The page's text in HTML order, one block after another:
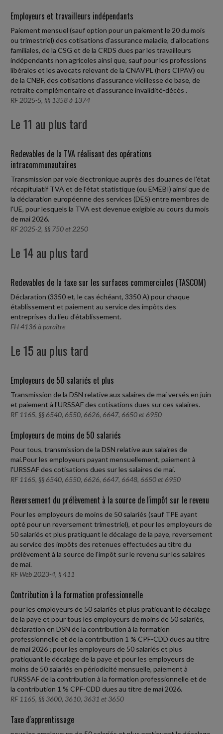
Employeurs et travailleurs indépendants
Paiement mensuel (sauf option pour un paiement le 20 du mois
ou trimestriel) des cotisations d'assurance maladie, d'allocations
familiales, de la CSG et de la CRDS dues par les travailleurs
indépendants non agricoles ainsi que, sauf pour les professions
libérales et les avocats relevant de la CNAVPL (hors CIPAV) ou
de la CNBF, des cotisations d'assurance vieillesse de base, de
retraite complémentaire et d'assurance invalidité-décès .
RF 2025-5, §§ 1358 à 1374
Le 11 au plus tard
Redevables de la TVA réalisant des opérations
intracommunautaires
Transmission par voie électronique auprès des douanes de l'état
récapitulatif TVA et de l'état statistique (ou EMEBI) ainsi que de
la déclaration européenne des services (DES) entre membres de
l'UE, pour lesquels la TVA est devenue exigible au cours du mois
de mai 2026.
RF 2025-2, §§ 750 et 2250
Le 14 au plus tard
Redevables de la taxe sur les surfaces commerciales (TASCOM)
Déclaration (3350 et, le cas échéant, 3350 A) pour chaque
établissement et paiement au service des impôts des
entreprises du lieu d'établissement.
FH 4136 à paraître
Le 15 au plus tard
Employeurs de 50 salariés et plus
Transmission de la DSN relative aux salaires de mai versés en juin
et paiement à l'URSSAF des cotisations dues sur ces salaires.
RF 1165, §§ 6540, 6550, 6626, 6647, 6650 et 6950
Employeurs de moins de 50 salariés
Pour tous, transmission de la DSN relative aux salaires de
mai.Pour les employeurs payant mensuellement, paiement à
l'URSSAF des cotisations dues sur les salaires de mai.
RF 1165, §§ 6540, 6550, 6626, 6647, 6648, 6650 et 6950
Reversement du prélèvement à la source de l'impôt sur le revenu
Pour les employeurs de moins de 50 salariés (sauf TPE ayant
opté pour un reversement trimestriel), et pour les employeurs de
50 salariés et plus pratiquant le décalage de la paye, reversement
au service des impôts des retenues effectuées au titre du
prélèvement à la source de l'impôt sur le revenu sur les salaires
de mai.
RF Web 2023-4, § 411
Contribution à la formation professionnelle
pour les employeurs de 50 salariés et plus pratiquant le décalage
de la paye et pour tous les employeurs de moins de 50 salariés,
déclaration en DSN de la contribution à la formation
professionnelle et de la contribution 1 % CPF-CDD dues au titre
de mai 2026 ; pour les employeurs de 50 salariés et plus
pratiquant le décalage de la paye et pour les employeurs de
moins de 50 salariés en périodicité mensuelle, paiement à
l'URSSAF de la contribution à la formation professionnelle et de
la contribution 1 % CPF-CDD dues au titre de mai 2026.
RF 1165, §§ 3600, 3610, 3631 et 3650
Taxe d'apprentissage